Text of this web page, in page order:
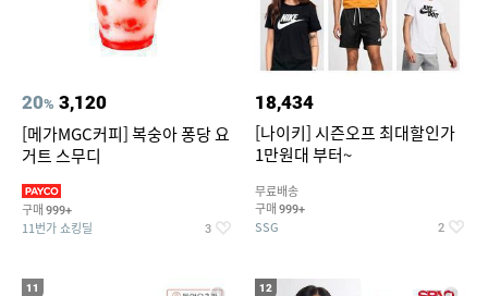
20% 3,120
[메가MGC커피] 복숭아 퐁당 요
거트 스무디
구매 999+
11번가 쇼킹딜 3
18,434
[나이키] 시즌오프 최대할인가
1만원대 부터~
무료배송
구매 999+
SSG 2
11 12